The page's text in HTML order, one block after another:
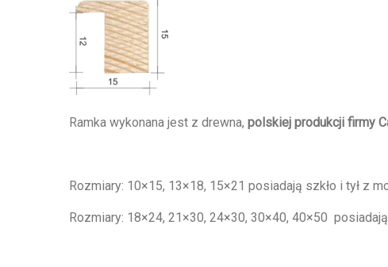
Ramka wykonana jest z drewna,polskiej produkcji firmy
Rozmiary: 10×15, 13×18, 15×21 posiadają szkło i tył z
Rozmiary: 18×24, 21×30, 24×30, 30×40, 40×50